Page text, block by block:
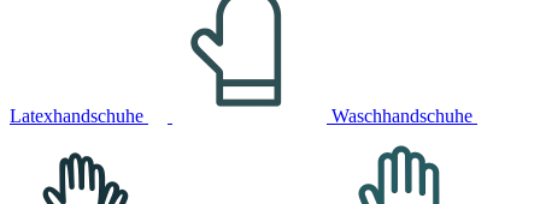
Latexhandschuhe Waschhandschuhe